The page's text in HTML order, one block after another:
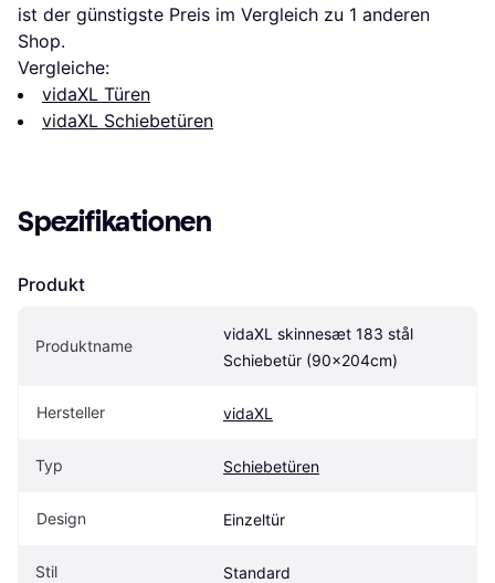
ist der günstigste Preis im Vergleich zu 1 anderen
Shop.
Vergleiche:
vidaXL Türen
vidaXL Schiebetüren
Spezifikationen
Produkt
Produktname
vidaXL skinnesæt 183 stål
Schiebetür (90x204cm)
Hersteller vidaXL
Typ Schiebetüren
Design Einzeltür
Stil Standard